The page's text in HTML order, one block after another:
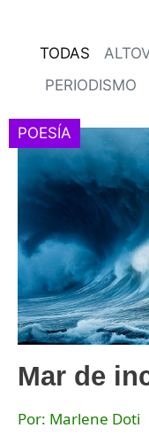
PERIODISMO
TODAS
POESÍA
Mar de
Por: Marlene Doti